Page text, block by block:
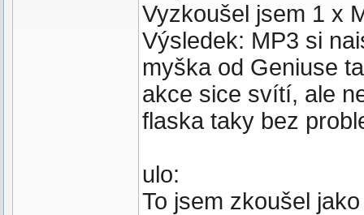
Vyzkoušel jsem 1 x
Výsledek: MP3 si
myška od Geniuse
akce sice svítí, ale
flaska taky bez
ulo:
To jsem zkoušel